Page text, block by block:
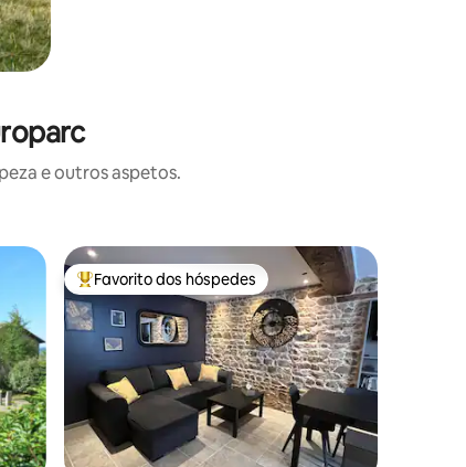
e outros aspetos.
Favoritos dos hóspedes mais apreciados
Favorito dos hóspedes